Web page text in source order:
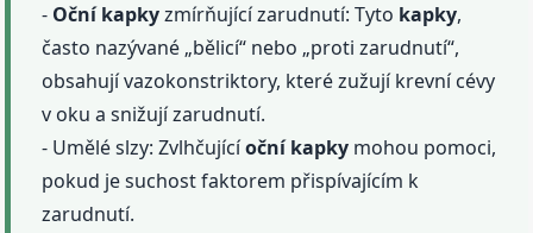
- Oční kapkyzmírňující zarudnutí: Tyto kapky,
často nazývané „bělicí“ nebo „proti zarudnutí“,
obsahují vazokonstriktory, které zužují krevní cévy
v oku a snižují zarudnutí.
- Umělé slzy: Zvlhčujícíoční kapky mohou pomoci,
pokud je suchost faktorem přispívajícím k
zarudnutí.